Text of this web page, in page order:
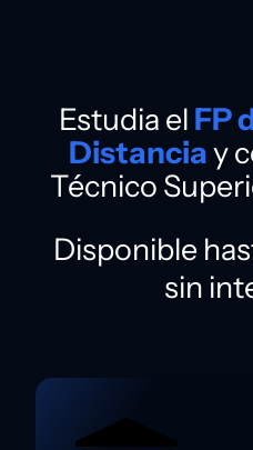
Estudia el FP
Distanciay
Técnico
Disponible
sin